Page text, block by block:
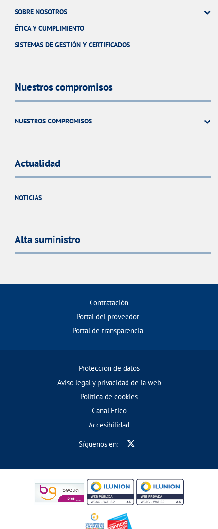
SOBRE NOSOTROS
ÉTICA Y CUMPLIMIENTO
SISTEMAS DE GESTIÓN Y CERTIFICADOS
Nuestros compromisos
NUESTROS COMPROMISOS
Actualidad
NOTICIAS
Alta suministro
Contratación
Portal del proveedor
Portal de transparencia
Protección de datos
Aviso legal y privacidad de la web
Política de cookies
Canal Ético
Accesibilidad
Síguenos en: